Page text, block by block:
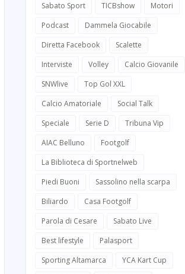
Sabato Sport
TICBshow
Motori
Podcast
Dammela Giocabile
Diretta Facebook
Scalette
Interviste
Volley
Calcio Giovanile
SNWlive
Top Gol XXL
Calcio Amatoriale
Social Talk
Speciale
Serie D
Tribuna Vip
AIAC Belluno
Footgolf
La Biblioteca di Sportnelweb
Piedi Buoni
Sassolino nella scarpa
Biliardo
Casa Footgolf
Parola di Cesare
Sabato Live
Best lifestyle
Palasport
Sporting Altamarca
YCA Kart Cup